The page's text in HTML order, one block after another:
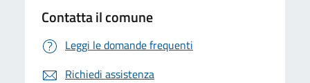
Contatta il comune
Leggi le domande frequenti
Richiedi assistenza